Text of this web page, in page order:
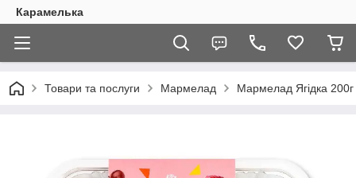
Карамелька
Товари та послуги Мармелад Мармелад Ягідка